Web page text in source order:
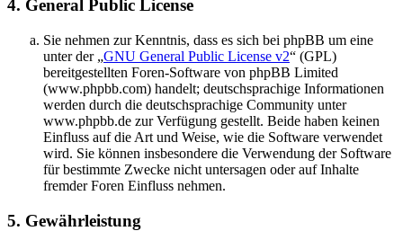
4. General Public License
Sie nehmen zur Kenntnis, dass es sich bei phpBB um eine
unter der „GNU General Public License v2“ (GPL)
bereitgestellten Foren-Software von phpBB Limited
(www.phpbb.com) handelt; deutschsprachige Informationen
werden durch die deutschsprachige Community unter
www.phpbb.de zur Verfügung gestellt. Beide haben keinen
Einfluss auf die Art und Weise, wie die Software verwendet
wird. Sie können insbesondere die Verwendung der Software
für bestimmte Zwecke nicht untersagen oder auf Inhalte
fremder Foren Einfluss nehmen.
5. Gewährleistung